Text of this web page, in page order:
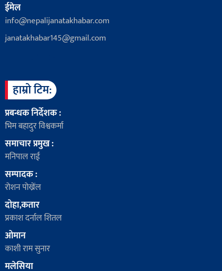
ईमेल
info@nepalijanatakhabar.com
janatakhabar145@gmail.com
हाम्रो टिम:
प्रबन्धक निर्देशक :
भिम बहादुर विश्वकर्मा
समाचार प्रमुख :
मनिपाल राई
सम्पादक :
रोशन पोख्रेंल
दोहा,कतार
प्रकाश दर्नाल शितल
ओमान
काशी राम सुनार
मलेसिया